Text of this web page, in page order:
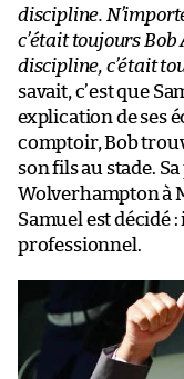
discipline.
c’était toujours
discipline, c’était
savait, c’est que
explication de ses
comptoir, Bob
son fils au stade.
Wolverhampton à
Samuel est décidé
professionnel.